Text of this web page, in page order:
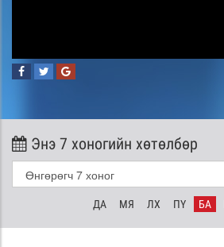
Энэ 7 хоногийн хөтөлбөр
ДА МЯ ЛХ ПҮ БА